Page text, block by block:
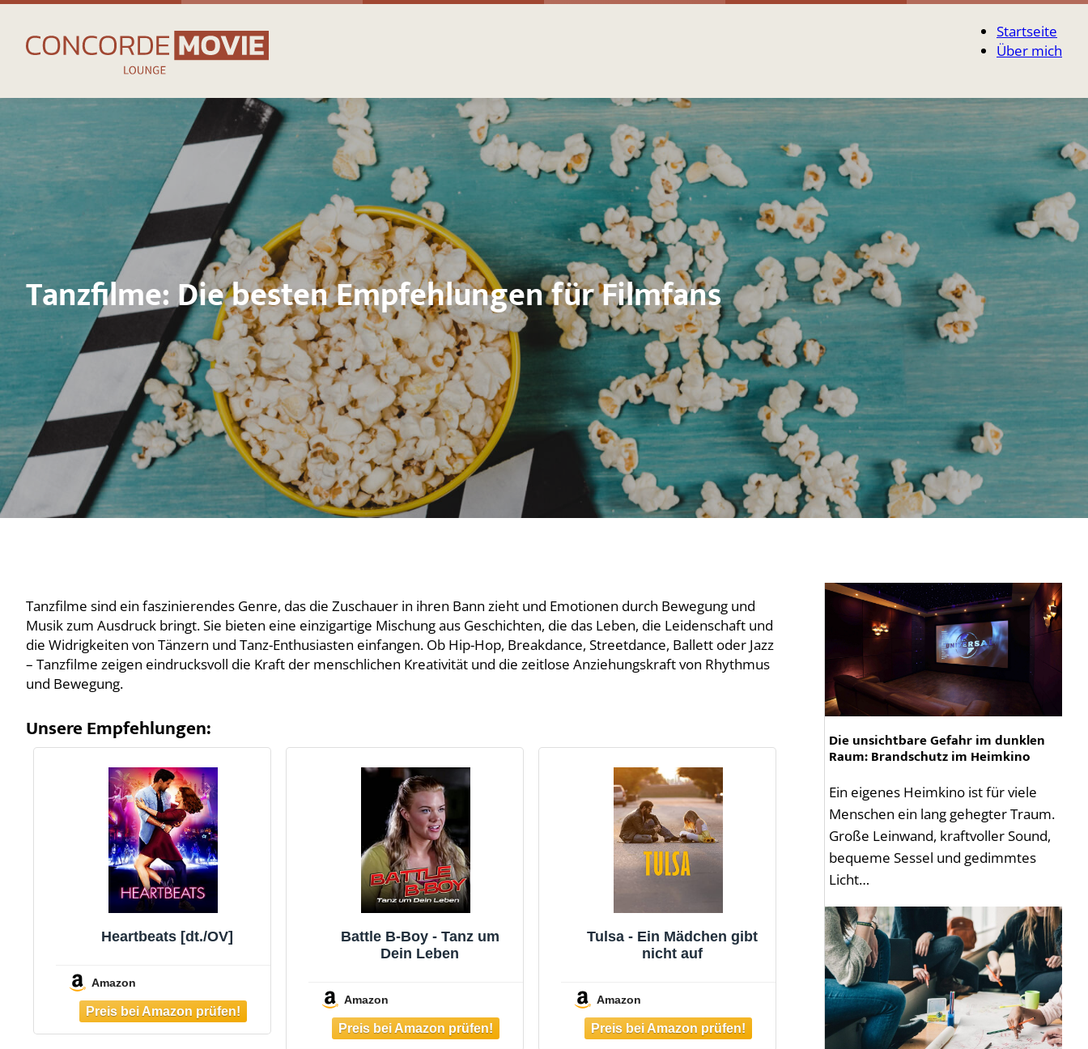
Startseite
Über mich
Tanzfilme: Die besten Empfehlungen für Filmfans
Tanzfilme sind ein faszinierendes Genre, das die Zuschauer in ihren Bann zieht und Emotionen durch Bewegung und
Musik zum Ausdruck bringt. Sie bieten eine einzigartige Mischung aus Geschichten, die das Leben, die Leidenschaft und
die Widrigkeiten von Tänzern und Tanz-Enthusiasten einfangen. Ob Hip-Hop, Breakdance, Streetdance, Ballett oder Jazz
– Tanzfilme zeigen eindrucksvoll die Kraft der menschlichen Kreativität und die zeitlose Anziehungskraft von Rhythmus
und Bewegung.
Unsere Empfehlungen:
Heartbeats [dt./OV]
Amazon
Battle B-Boy - Tanz um
Dein Leben
Amazon
Tulsa - Ein Mädchen gibt
nicht auf
Amazon
Die unsichtbare Gefahr im dunklen
Raum: Brandschutz im Heimkino
Ein eigenes Heimkino ist für viele
Menschen ein lang gehegter Traum.
Große Leinwand, kraftvoller Sound,
bequeme Sessel und gedimmtes
Licht…